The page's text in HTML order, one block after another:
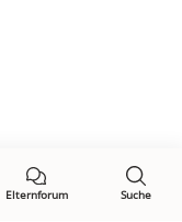
Elternforum Suche